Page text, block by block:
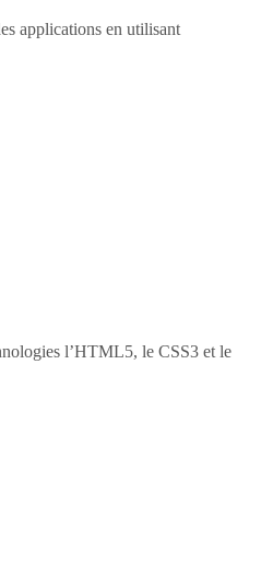
applications en utilisant
l’HTML5, le CSS3 et le